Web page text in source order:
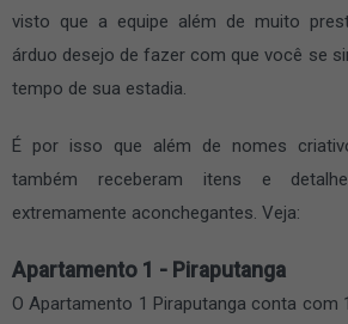
visto que a equipe além de muito
árduo desejo de fazer com que você se
tempo de sua estadia.
É por isso que além de nomes
também receberam itens e
extremamente aconchegantes. Veja:
Apartamento 1 - Piraputanga
O Apartamento 1 Piraputanga conta com